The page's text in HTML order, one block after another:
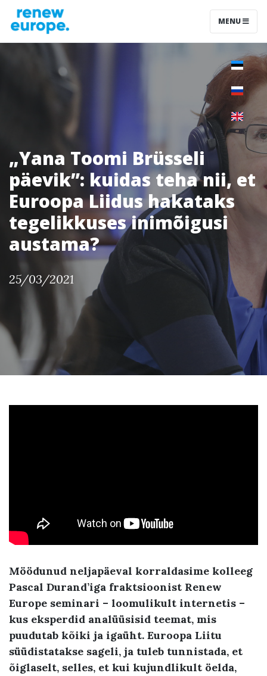
MENU
„Yana Toomi Brüsseli
päevik”: kuidas teha nii, et
Euroopa Liidus hakataks
tegelikkuses inimõigusi
austama?
25/03/2021
Möödunud neljapäeval korraldasime kolleeg
Pascal Durand’iga fraktsioonist Renew
Europe seminari – loomulikult internetis –
kus eksperdid analüüsisid teemat, mis
puudutab kõiki ja igaüht. Euroopa Liitu
süüdistatakse sageli, ja tuleb tunnistada, et
õiglaselt, selles, et kui kujundlikult öelda,